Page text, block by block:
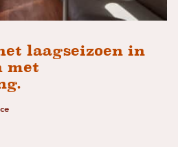
laagseizoen in
met